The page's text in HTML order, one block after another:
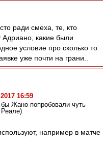
ради смеха, те, кто
Адриано, какие были
условие про сколько то
уже почти на грани..
16:59
Жано попробовали чуть
например в матче